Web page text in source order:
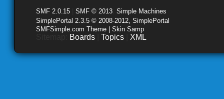
SMF 2.0.15 SMF © 2013 Simple Machines
SimplePortal 2.3.5 © 2008-2012, SimplePortal
SMFSimple.com Theme | Skin Samp
Boards Topics XML